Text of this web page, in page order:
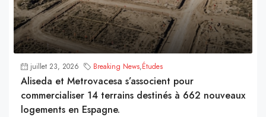
juillet 23, 2026 Breaking News,Études
Aliseda et Metrovacesa s’associent pour
commercialiser 14 terrains destinés à 662 nouveaux
logements en Espagne.